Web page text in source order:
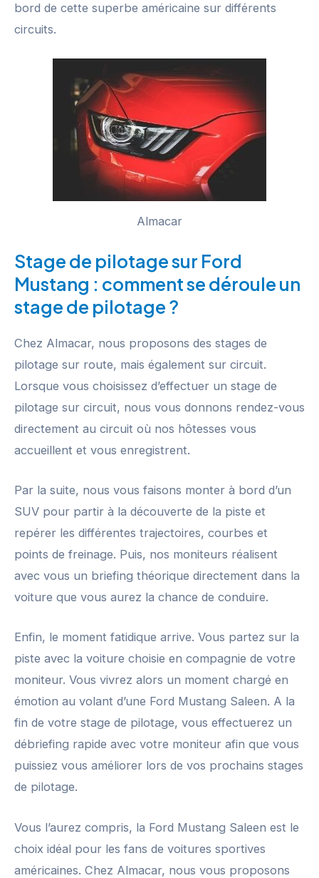
bord de cette superbe américaine sur différents
circuits.
Almacar
Stage de pilotage sur Ford
Mustang : comment se déroule un
stage de pilotage ?
Chez Almacar, nous proposons des stages de
pilotage sur route, mais également sur circuit.
Lorsque vous choisissez d’effectuer un stage de
pilotage sur circuit, nous vous donnons rendez-vous
directement au circuit où nos hôtesses vous
accueillent et vous enregistrent.
Par la suite, nous vous faisons monter à bord d’un
SUV pour partir à la découverte de la piste et
repérer les différentes trajectoires, courbes et
points de freinage. Puis, nos moniteurs réalisent
avec vous un briefing théorique directement dans la
voiture que vous aurez la chance de conduire.
Enfin, le moment fatidique arrive. Vous partez sur la
piste avec la voiture choisie en compagnie de votre
moniteur. Vous vivrez alors un moment chargé en
émotion au volant d’une Ford Mustang Saleen. A la
fin de votre stage de pilotage, vous effectuerez un
débriefing rapide avec votre moniteur afin que vous
puissiez vous améliorer lors de vos prochains stages
de pilotage.
Vous l’aurez compris, la Ford Mustang Saleen est le
choix idéal pour les fans de voitures sportives
américaines. Chez Almacar, nous vous proposons